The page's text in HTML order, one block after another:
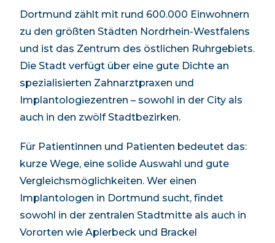
Dortmund zählt mit rund 600.000 Einwohnern
zu den größten Städten Nordrhein-Westfalens
und ist das Zentrum des östlichen Ruhrgebiets.
Die Stadt verfügt über eine gute Dichte an
spezialisierten Zahnarztpraxen und
Implantologiezentren – sowohl in der City als
auch in den zwölf Stadtbezirken.
Für Patientinnen und Patienten bedeutet das:
kurze Wege, eine solide Auswahl und gute
Vergleichsmöglichkeiten. Wer einen
Implantologen in Dortmund sucht, findet
sowohl in der zentralen Stadtmitte als auch in
Vororten wie Aplerbeck und Brackel